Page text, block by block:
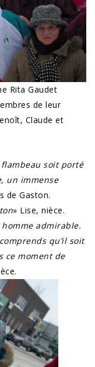
Rita Gaudet
de leur
Claude et
soit porté
un immense
de Gaston.
» Lise, nièce.
admirable.
qu’il soit
ce moment de